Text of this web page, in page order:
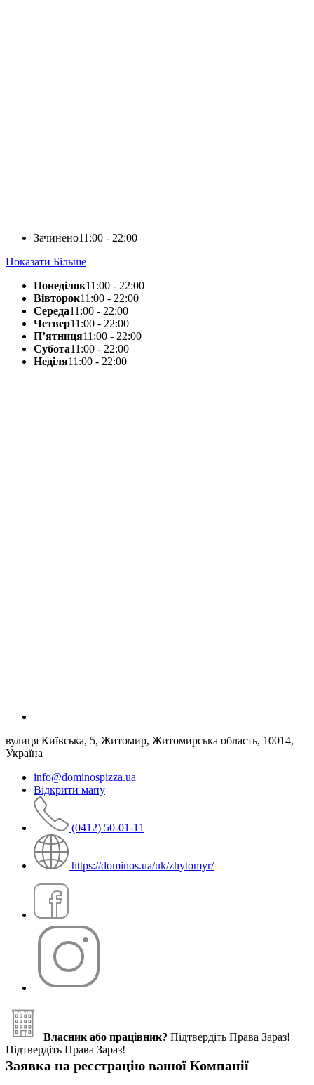
Зачинено11:00 - 22:00
Показати Більше
Понеділок11:00 - 22:00
Вівторок11:00 - 22:00
Середа11:00 - 22:00
Четвер11:00 - 22:00
П’ятниця11:00 - 22:00
Субота11:00 - 22:00
Неділя11:00 - 22:00
вулиця Київська, 5, Житомир, Житомирська область, 10014,
Україна
info@dominospizza.ua
Відкрити мапу
(0412) 50-01-11
https://dominos.ua/uk/zhytomyr/
Власник або працівник? Підтвердіть Права Зараз!
Підтвердіть Права Зараз!
Заявка на реєстрацію вашої Компанії